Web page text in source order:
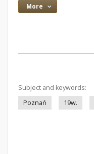
More
Subject and keywords:
Poznań
19w.